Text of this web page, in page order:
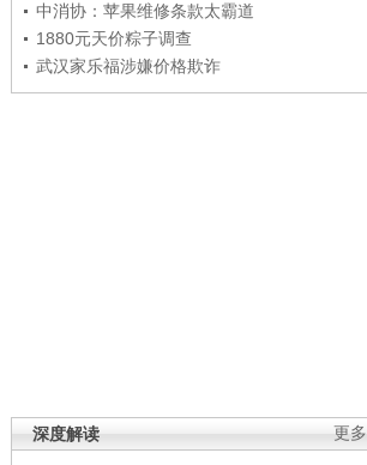
中消协：苹果维修条款太霸道
1880元天价粽子调查
武汉家乐福涉嫌价格欺诈
更多
深度解读